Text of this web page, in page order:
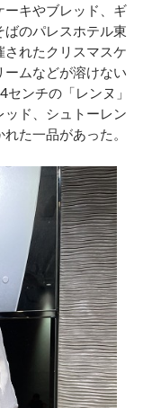
ーキやブレッド、ギ
のパレスホテル東
れたクリスマスケ
ムなどが溶けない
ンチの「レンヌ」
ッド、シュトーレン
た一品があった。